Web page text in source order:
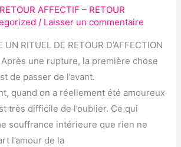
RETOUR AFFECTIF – RETOUR
/ Laisser un commentaire
UN RITUEL DE RETOUR D’AFFECTION
Après une rupture, la première chose
de passer de l’avant.
quand on a réellement été amoureux
très difficile de l’oublier. Ce qui
souffrance intérieure que rien ne
l’amour de la